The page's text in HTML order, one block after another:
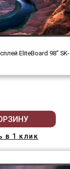
EliteBoard 98" SK-
в 1 клик